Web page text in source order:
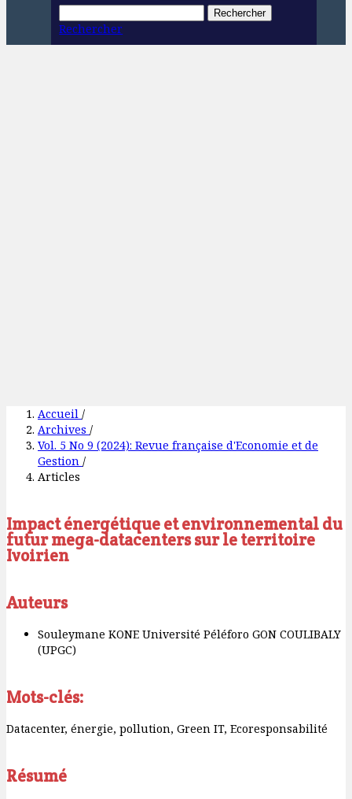
Rechercher
Rechercher
Accueil /
Archives /
Vol. 5 No 9 (2024): Revue française d'Economie et de
Gestion /
Articles
Impact énergétique et environnemental du
futur mega-datacenters sur le territoire
Ivoirien
Auteurs
Souleymane KONE Université Péléforo GON COULIBALY
(UPGC)
Mots-clés:
Datacenter, énergie, pollution, Green IT, Ecoresponsabilité
Résumé